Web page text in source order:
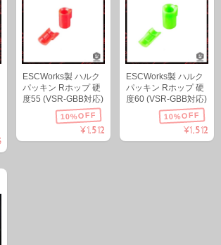
ESCWorks製 ハルク
パッキン Rホップ 硬
度55 (VSR-GBB対応)
10%OFF
¥1,512
ESCWorks製 ハルク
パッキン Rホップ 硬
度60 (VSR-GBB対応)
10%OFF
¥1,512